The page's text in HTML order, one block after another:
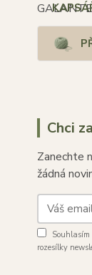
Chci
Zanechte
žádná
Souhlasím
rozesílky